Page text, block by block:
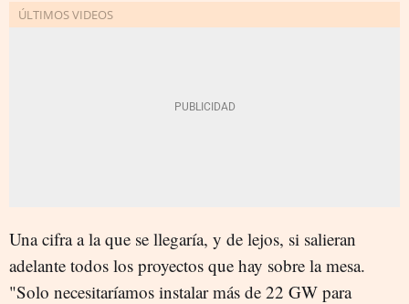
Una cifra a la que se llegaría, y de lejos, si salieran
adelante todos los proyectos que hay sobre la mesa.
"Solo necesitaríamos instalar más de 22 GW para